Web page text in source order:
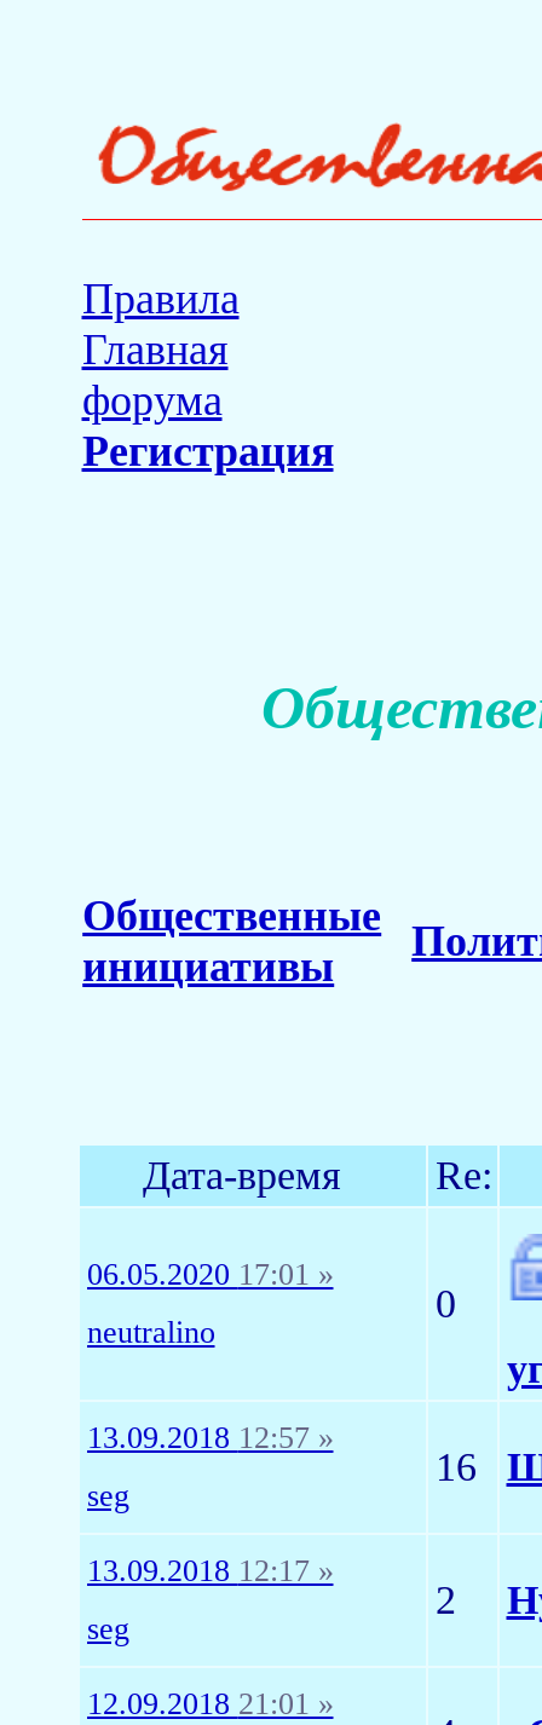
Правила
Главная
форума
Регистрация
Общественные
инициативы
Дата-время Re:
06.05.2020 17:01 »
neutralino
0
13.09.2018 12:57 »
seg
16
13.09.2018 12:17 »
seg
2
12.09.2018 21:01 »